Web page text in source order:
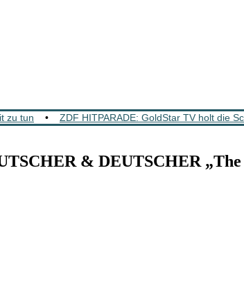
zu tun • ZDF HITPARADE: GoldStar TV holt die
& DEUTSCHER